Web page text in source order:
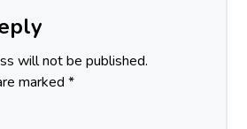
will not be published.
marked*